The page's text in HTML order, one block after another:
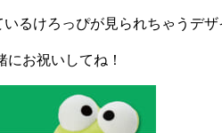
るけろっぴが見られちゃうデザ
にお祝いしてね！